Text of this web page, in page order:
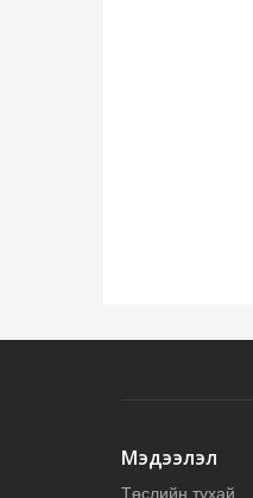
Мэдээлэл
Төслийн тухай